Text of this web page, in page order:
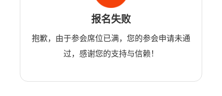
报名失败
抱歉，由于参会席位已满，您的参会申请未通
过，感谢您的支持与信赖！